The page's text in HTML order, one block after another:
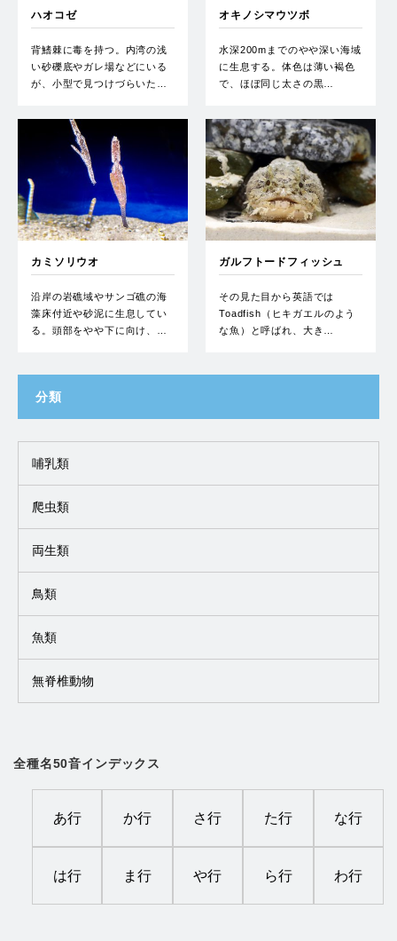
ハオコゼ
背鰭棘に毒を持つ。内湾の浅
い砂礫底やガレ場などにいる
が、小型で見つけづらいた…
オキノシマウツボ
水深200mまでのやや深い海域
に生息する。体色は薄い褐色
で、ほぼ同じ太さの黒…
カミソリウオ
沿岸の岩礁域やサンゴ礁の海
藻床付近や砂泥に生息してい
る。頭部をやや下に向け、…
ガルフトードフィッシュ
その見た目から英語では
Toadfish（ヒキガエルのよう
な魚）と呼ばれ、大き…
分類
哺乳類
爬虫類
両生類
鳥類
魚類
無脊椎動物
全種名50音インデックス
あ行 か行 さ行 た行 な行
は行 ま行 や行 ら行 わ行